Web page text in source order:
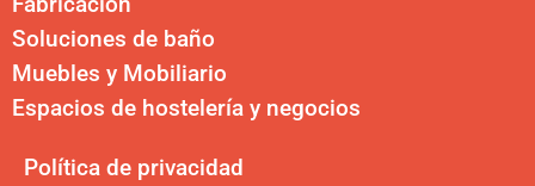
Soluciones de baño
Muebles y Mobiliario
Espacios de hostelería y negocios
Política de privacidad